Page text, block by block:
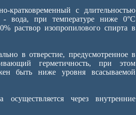
кратковременный с длительностью
- вода, при температуре ниже 0°С
раствор изопропилового спирта в
в отверстие, предусмотренное в
герметичность, при этом
быть ниже уровня всасываемой
осуществляется через внутренние